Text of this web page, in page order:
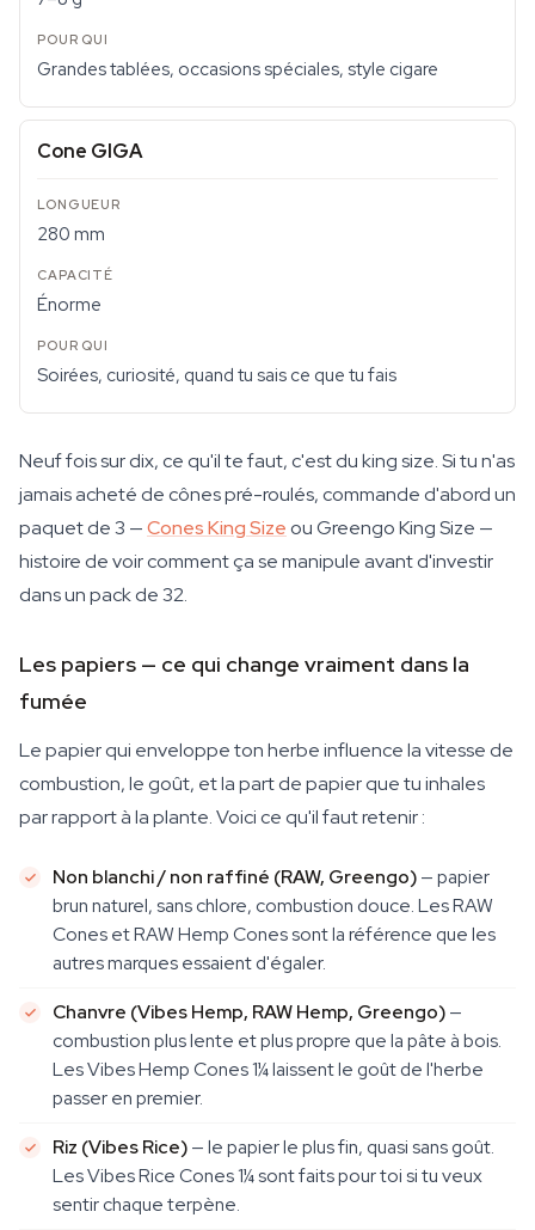
Grandes tablées, occasions spéciales, style cigare
Cone GIGA
280 mm
Énorme
Soirées, curiosité, quand tu sais ce que tu fais
Neuf fois sur dix, ce qu'il te faut, c'est du king size. Si tu n'as
jamais acheté de cônes pré-roulés, commande d'abord un
paquet de 3 —Cones King Size ou Greengo King Size —
histoire de voir comment ça se manipule avant d'investir
dans un pack de 32.
Les papiers — ce qui change vraiment dans la
fumée
Le papier qui enveloppe ton herbe influence la vitesse de
combustion, le goût, et la part de papier que tu inhales
par rapport à la plante. Voici ce qu'il faut retenir :
Non blanchi / non raffiné (RAW, Greengo)— papier
brun naturel, sans chlore, combustion douce. Les RAW
Cones et RAW Hemp Cones sont la référence que les
autres marques essaient d'égaler.
Chanvre (Vibes Hemp, RAW Hemp, Greengo)—
combustion plus lente et plus propre que la pâte à bois.
Les Vibes Hemp Cones 1¼ laissent le goût de l'herbe
passer en premier.
Riz (Vibes Rice)— le papier le plus fin, quasi sans goût.
Les Vibes Rice Cones 1¼ sont faits pour toi si tu veux
sentir chaque terpène.